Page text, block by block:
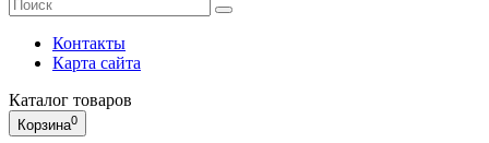
Контакты
Карта сайта
Каталог товаров
Корзина0